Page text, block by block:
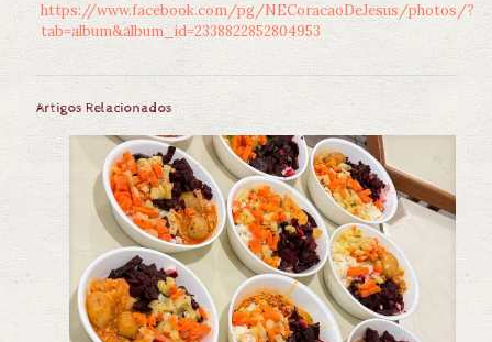
https://www.facebook.com/pg/NECoracaoDeJesus/photos/?
tab=album&album_id=2338822852804953
Artigos Relacionados